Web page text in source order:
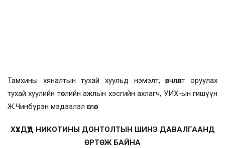
Тамхины хяналтын тухай хуульд нэмэлт, өөрчлөлт оруулах
тухай хуулийн төслийн ажлын хэсгийн ахлагч, УИХ-ын гишүүн
Ж.Чинбүрэн мэдээлэл өглөө.
ХҮҮХДҮҮД НИКОТИНЫ ДОНТОЛТЫН ШИНЭ ДАВАЛГААНД
ӨРТӨЖ БАЙНА